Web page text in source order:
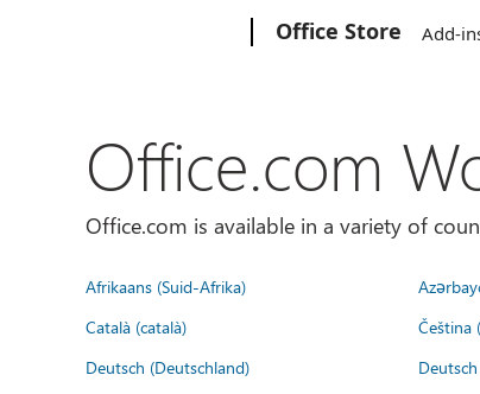
Office Store Add-
Office.com
Office.com is available in a variety of
Afrikaans (Suid-Afrika)
Català (català)
Čeština
Deutsch (Deutschland)